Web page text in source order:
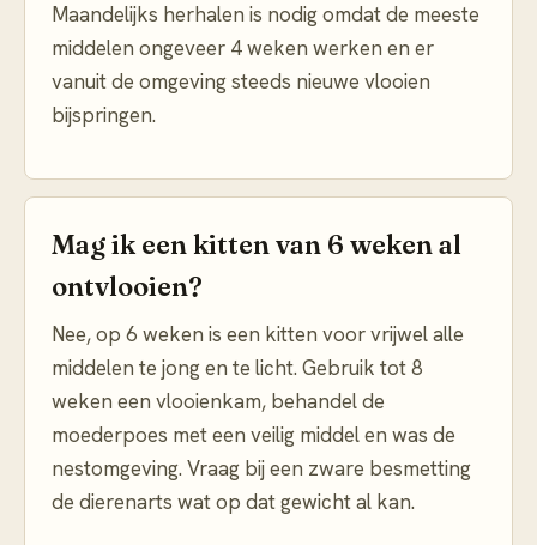
Maandelijks herhalen is nodig omdat de meeste
middelen ongeveer 4 weken werken en er
vanuit de omgeving steeds nieuwe vlooien
bijspringen.
Mag ik een kitten van 6 weken al
ontvlooien?
Nee, op 6 weken is een kitten voor vrijwel alle
middelen te jong en te licht. Gebruik tot 8
weken een vlooienkam, behandel de
moederpoes met een veilig middel en was de
nestomgeving. Vraag bij een zware besmetting
de dierenarts wat op dat gewicht al kan.